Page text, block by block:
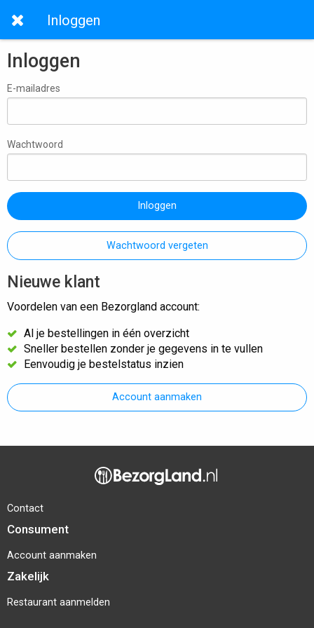
Inloggen
Inloggen
E-mailadres
Wachtwoord
Inloggen
Wachtwoord vergeten
Nieuwe klant
Voordelen van een Bezorgland account:
Al je bestellingen in één overzicht
Sneller bestellen zonder je gegevens in te vullen
Eenvoudig je bestelstatus inzien
Account aanmaken
Contact
Consument
Account aanmaken
Zakelijk
Restaurant aanmelden